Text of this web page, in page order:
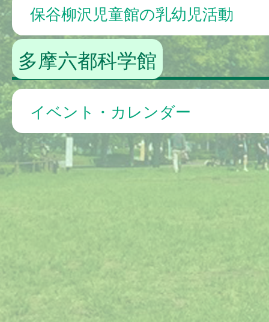
保谷柳沢児童館の乳幼児活動
多摩六都科学館
イベント・カレンダー